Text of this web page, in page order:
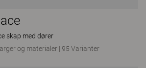
skap med dører
og materialer | 95 Varianter